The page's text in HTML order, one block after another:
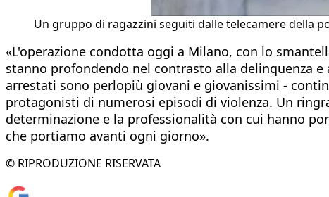
Un gruppo di ragazzini seguiti dalle telecamere della
«L'operazione condotta oggi a Milano, con lo
stanno profondendo nel contrasto alla delinquenza
arrestati sono perlopiù giovani e giovanissimi -
protagonisti di numerosi episodi di violenza. Un
determinazione e la professionalità con cui hanno
che portiamo avanti ogni giorno».
© RIPRODUZIONE RISERVATA